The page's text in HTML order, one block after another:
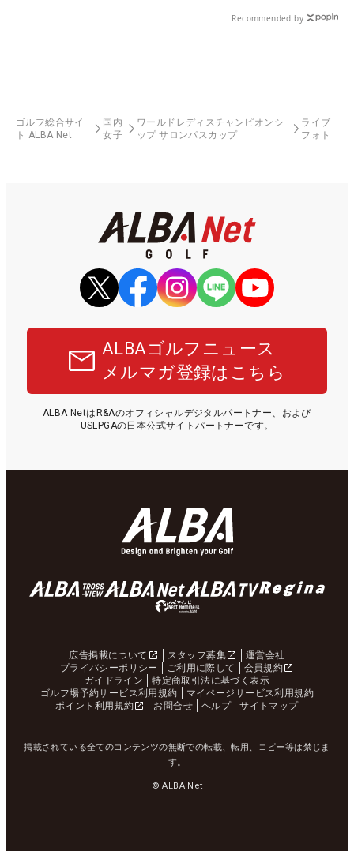
Recommended by
ゴルフ総合サイ
ト ALBA Net
国内
女子
ワールドレディスチャンピオンシ
ップ サロンパスカップ
ライブ
フォト
ALBAゴルフニュース
メルマガ登録はこちら
ALBA NetはR&Aのオフィシャルデジタルパートナー、および
USLPGAの日本公式サイトパートナーです。
広告掲載について スタッフ募集
運営会社
プライバシーポリシー
ご利用に際して
会員規約
ガイドライン
特定商取引法に基づく表示
ゴルフ場予約サービス利用規約
マイページサービス利用規約
ポイント利用規約
お問合せ ヘルプ サイトマップ
掲載されている全てのコンテンツの無断での転載、転用、コピー等は禁じま
す。
© ALBA Net